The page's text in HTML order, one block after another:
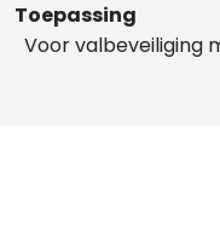
Toepassing
Voor valbeveiliging